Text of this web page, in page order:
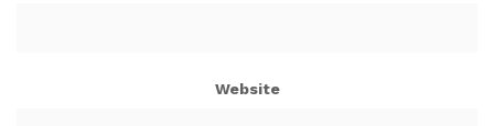
Website